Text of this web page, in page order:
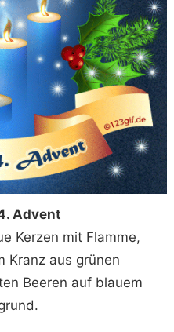
Advent
Kerzen mit Flamme,
Kranz aus grünen
Beeren auf blauem